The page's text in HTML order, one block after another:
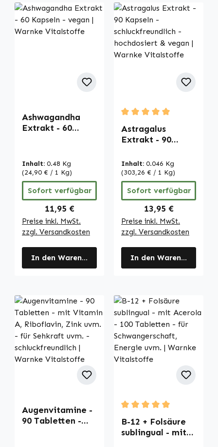
Ashwagandha
Extrakt - 60
Vitalstoffe
Inhalt: 0.48 Kg
(24,90 € / 1 Kg)
Sofort verfügbar
Regulärer Preis:
11,95 €
Preise inkl. MwSt.
zzgl. Versandkosten
In den Warenkorb
Durchschnittliche
Astragalus
Extrakt - 90
schluckfreundlich
- hochdosiert &
vegan | Warnke
Vitalstoffe
Inhalt: 0.046 Kg
(303,26 € / 1 Kg)
Sofort verfügbar
Regulärer Preis:
13,95 €
Preise inkl. MwSt.
zzgl. Versandkosten
In den Warenkorb
Augenvitamine -
90 Tabletten -
Durchschnittliche
B-12 + Folsäure
sublingual - mit